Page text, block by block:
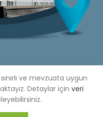
| Çetinkaya Pano Fiyat
Takip Edebilirsiniz »
by 3F Yazılım
ve mevzuata uygun
Detaylar için veri